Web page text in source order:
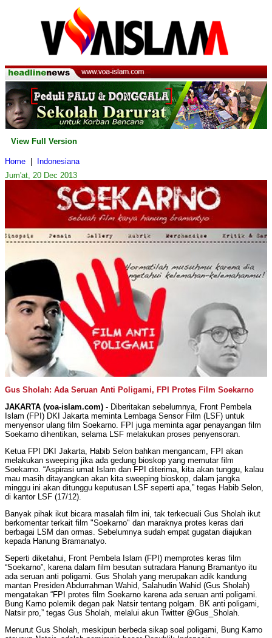
View Full Version
Home
Indonesiana
Jum'at, 20 Dec 2013
Gus Sholah: Ada Seruan Anti Poligami, FPI Protes Film Soekarno
JAKARTA (voa-islam.com) - Diberitakan sebelumnya, Front Pembela
Islam (FPI) DKI Jakarta meminta Lembaga Sensor Film (LSF) untuk
menyensor ulang film Soekarno. FPI juga meminta agar penayangan film
Soekarno dihentikan, selama LSF melakukan proses penyensoran.
Ketua FPI DKI Jakarta, Habib Selon bahkan mengancam, FPI akan
melakukan sweeping jika ada gedung bioskop yang memutar film
Soekarno. “Aspirasi umat Islam dan FPI diterima, kita akan tunggu, kalau
mau masih ditayangkan akan kita sweeping bioskop, dalam jangka
minggu ini akan ditunggu keputusan LSF seperti apa,” tegas Habib Selon,
di kantor LSF (17/12).
Banyak pihak ikut bicara masalah film ini, tak terkecuali Gus Sholah ikut
berkomentar terkait film "Soekarno" dan maraknya protes keras dari
berbagai LSM dan ormas. Sebelumnya sudah empat gugatan diajukan
kepada Hanung Bramanatyo.
Seperti diketahui, Front Pembela Islam (FPI) memprotes keras film
“Soekarno”, karena dalam film besutan sutradara Hanung Bramantyo itu
ada seruan anti poligami. Gus Sholah yang merupakan adik kandung
mantan Presiden Abdurrahman Wahid, Salahudin Wahid (Gus Sholah)
mengatakan “FPI protes film Soekarno karena ada seruan anti poligami.
Bung Karno polemik degan pak Natsir tentang polgam. BK anti poligami,
Natsir pro,” tegas Gus Sholah, melalui akun Twitter ‏@Gus_Sholah.
Menurut Gus Sholah, meskipun berbeda sikap soal poligami, Bung Karno